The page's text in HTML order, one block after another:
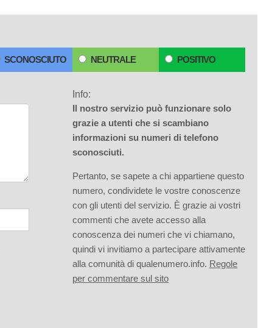
SCONOSCIUTO NEUTRALE POSITIVO
Info:
Il nostro servizio può funzionare solo
grazie a utenti che si scambiano
informazioni su numeri di telefono
sconosciuti.
Pertanto, se sapete a chi appartiene questo
numero, condividete le vostre conoscenze
con gli utenti del servizio. È grazie ai vostri
commenti che avete accesso alla
conoscenza dei numeri che vi chiamano,
quindi vi invitiamo a partecipare attivamente
alla comunità di qualenumero.info. Regole
per commentare sul sito